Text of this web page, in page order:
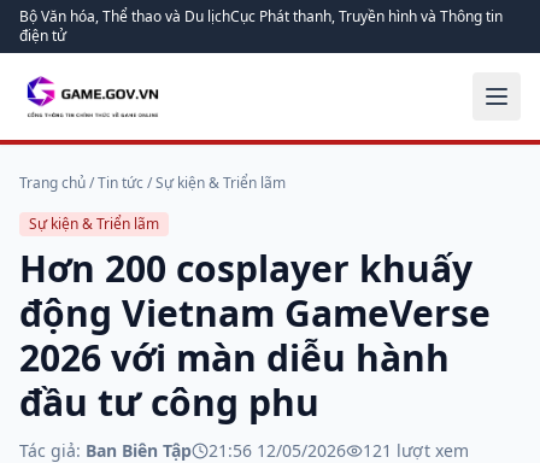
Bộ Văn hóa, Thể thao và Du lịchCục Phát thanh, Truyền hình và Thông tin
điện tử
Trang chủ/Tin tức/Sự kiện & Triển lãm
Sự kiện & Triển lãm
Hơn 200 cosplayer khuấy
động Vietnam GameVerse
2026 với màn diễu hành
đầu tư công phu
Tác giả: Ban Biên Tập 21:56 12/05/2026 121 lượt xem